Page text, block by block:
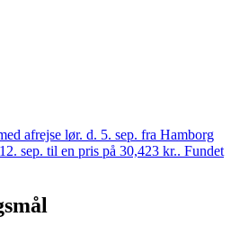
afrejse lør. d. 5. sep. fra Hamborg
sep. til en pris på 30,423 kr.. Fundet